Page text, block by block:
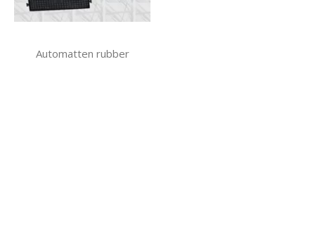
Automatten rubber